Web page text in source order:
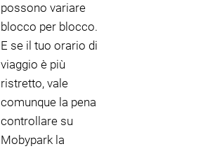
possono variare
blocco per blocco.
E se il tuo orario di
viaggio è più
ristretto, vale
comunque la pena
controllare su
Mobypark la